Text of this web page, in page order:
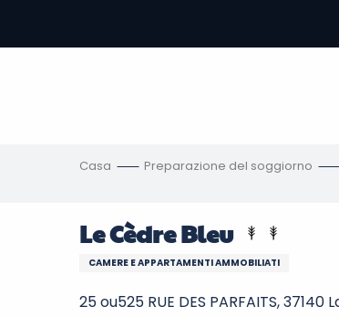
contenu
Casa Preparazione del soggiorno
Le Cèdre Bleu
CAMERE E APPARTAMENTI AMMOBILIATI
25 ou525 RUE DES PARFAITS,